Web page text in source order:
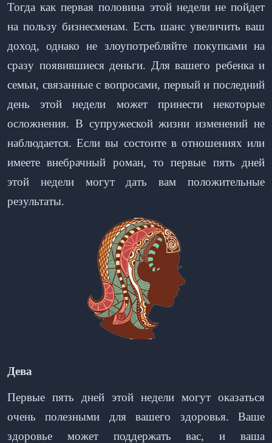
Тогда как первая половина этой недели не пойдет
на пользу бизнесменам. Есть шанс увеличить ваш
доход, однако не злоупотребляйте покупками на
сразу появившиеся деньги. Для вашего ребенка и
семьи, связанные с вопросами, первый и последний
день этой недели может принести некоторые
осложнения. В супружеской жизни изменений не
наблюдается. Если вы состоите в отношениях или
имеете внебрачный роман, то первые пять дней
этой недели могут дать вам положительные
результаты.
Дева
Первые пять дней этой недели могут оказаться
очень полезными для вашего здоровья. Ваше
здоровье может поддержать вас, и ваша